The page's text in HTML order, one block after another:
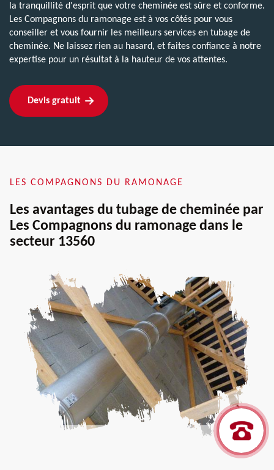
la tranquillité d'esprit que votre cheminée est sûre et conforme.
Les Compagnons du ramonage est à vos côtés pour vous
conseiller et vous fournir les meilleurs services en tubage de
cheminée. Ne laissez rien au hasard, et faites confiance à notre
expertise pour un résultat à la hauteur de vos attentes.
Devis gratuit
LES COMPAGNONS DU RAMONAGE
Les avantages du tubage de cheminée par
Les Compagnons du ramonage dans le
secteur 13560